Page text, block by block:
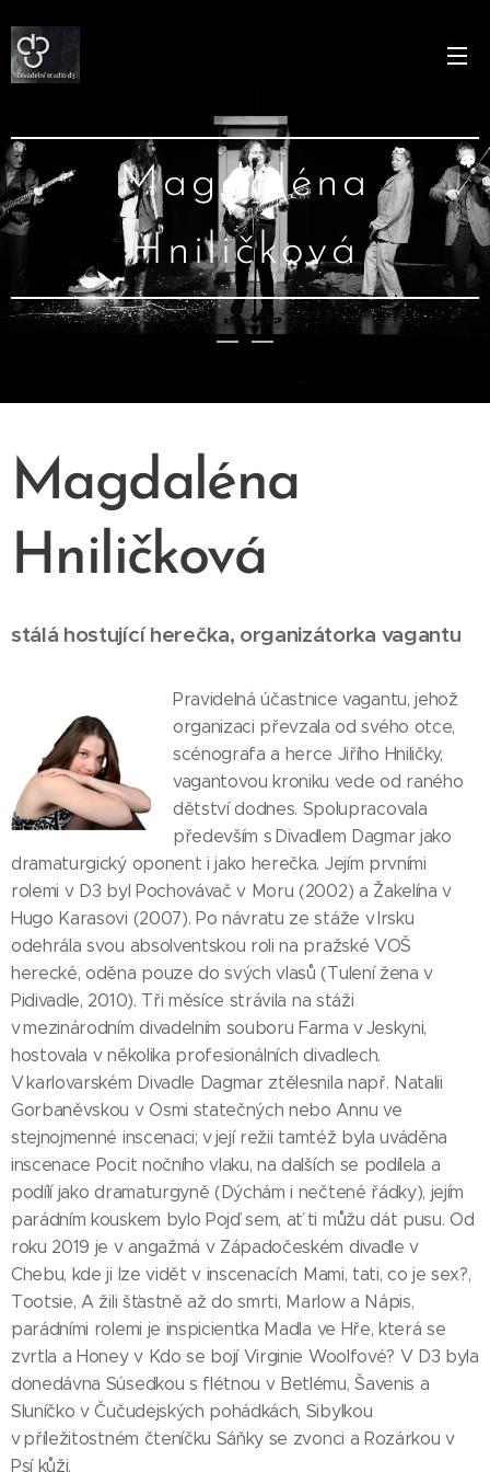
Magdaléna
Hniličková
Magdaléna
Hniličková
stálá hostující herečka, organizátorka vagantu
Pravidelná účastnice vagantu, jehož
organizaci převzala od svého otce,
scénografa a herce Jiřího Hniličky,
vagantovou kroniku vede od raného
dětství dodnes. Spolupracovala
především s Divadlem Dagmar jako
dramaturgický oponent i jako herečka. Jejím prvními
rolemi v D3 byl Pochovávač v Moru (2002) a Žakelína v
Hugo Karasovi (2007). Po návratu ze stáže v Irsku
odehrála svou absolventskou roli na pražské VOŠ
herecké, oděna pouze do svých vlasů (Tulení žena v
Pidivadle, 2010). Tři měsíce strávila na stáži
v mezinárodním divadelním souboru Farma v Jeskyni,
hostovala v několika profesionálních divadlech.
V karlovarském Divadle Dagmar ztělesnila např. Natalii
Gorbaněvskou v Osmi statečných nebo Annu ve
stejnojmenné inscenaci; v její režii tamtéž byla uváděna
inscenace Pocit nočního vlaku, na dalších se podílela a
podílí jako dramaturgyně (Dýchám i nečtené řádky), jejím
parádním kouskem bylo Pojď sem, ať ti můžu dát pusu. Od
roku 2019 je v angažmá v Západočeském divadle v
Chebu, kde ji lze vidět v inscenacích Mami, tati, co je sex?,
Tootsie, A žili šťastně až do smrti, Marlow a Nápis,
parádními rolemi je inspicientka Madla ve Hře, která se
zvrtla a Honey v Kdo se bojí Virginie Woolfové? V D3 byla
donedávna Súsedkou s flétnou v Betlému, Šavenis a
Sluníčko v Čučudejských pohádkách, Sibylkou
v příležitostném čteníčku Sáňky se zvonci a Rozárkou v
Psí kůži.